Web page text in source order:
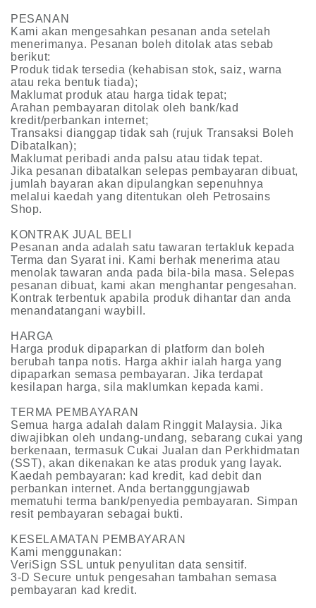
PESANAN
Kami akan mengesahkan pesanan anda setelah
menerimanya. Pesanan boleh ditolak atas sebab
berikut:
Produk tidak tersedia (kehabisan stok, saiz, warna
atau reka bentuk tiada);
Maklumat produk atau harga tidak tepat;
Arahan pembayaran ditolak oleh bank/kad
kredit/perbankan internet;
Transaksi dianggap tidak sah (rujuk Transaksi Boleh
Dibatalkan);
Maklumat peribadi anda palsu atau tidak tepat.
Jika pesanan dibatalkan selepas pembayaran dibuat,
jumlah bayaran akan dipulangkan sepenuhnya
melalui kaedah yang ditentukan oleh Petrosains
Shop.
KONTRAK JUAL BELI
Pesanan anda adalah satu tawaran tertakluk kepada
Terma dan Syarat ini. Kami berhak menerima atau
menolak tawaran anda pada bila-bila masa. Selepas
pesanan dibuat, kami akan menghantar pengesahan.
Kontrak terbentuk apabila produk dihantar dan anda
menandatangani waybill.
HARGA
Harga produk dipaparkan di platform dan boleh
berubah tanpa notis. Harga akhir ialah harga yang
dipaparkan semasa pembayaran. Jika terdapat
kesilapan harga, sila maklumkan kepada kami.
TERMA PEMBAYARAN
Semua harga adalah dalam Ringgit Malaysia. Jika
diwajibkan oleh undang-undang, sebarang cukai yang
berkenaan, termasuk Cukai Jualan dan Perkhidmatan
(SST), akan dikenakan ke atas produk yang layak.
Kaedah pembayaran: kad kredit, kad debit dan
perbankan internet. Anda bertanggungjawab
mematuhi terma bank/penyedia pembayaran. Simpan
resit pembayaran sebagai bukti.
KESELAMATAN PEMBAYARAN
Kami menggunakan:
VeriSign SSL untuk penyulitan data sensitif.
3-D Secure untuk pengesahan tambahan semasa
pembayaran kad kredit.